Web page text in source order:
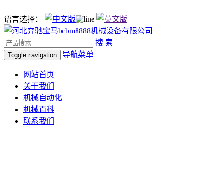
语言选择：
搜 索
Toggle navigation 导航菜单
网站首页
关于我们
机械自动化
机械百科
联系我们